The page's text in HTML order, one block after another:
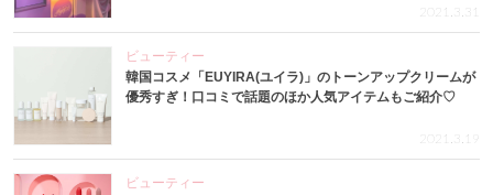
2021.3.31
ビューティー
韓国コスメ「EUYIRA(ユイラ)」のトーンアップクリームが
優秀すぎ！口コミで話題のほか人気アイテムもご紹介♡
2021.3.19
ビューティー